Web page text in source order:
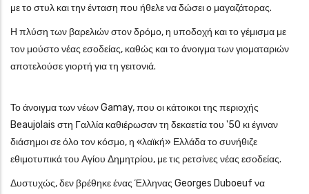
με το στυλ και την ένταση που ήθελε να δώσει ο μαγαζάτορας.
Η πλύση των βαρελιών στον δρόμο, η υποδοχή και το γέμισμα με
τον μούστο νέας εσοδείας, καθώς και το άνοιγμα των γιοματαριών
αποτελούσε γιορτή για τη γειτονιά.
Το άνοιγμα των νέων Gamay, που οι κάτοικοι της περιοχής
Beaujolais στη Γαλλία καθιέρωσαν τη δεκαετία του '50 κι έγιναν
διάσημοι σε όλο τον κόσμο, η «λαϊκή» Ελλάδα το συνήθιζε
εθιμοτυπικά του Αγίου Δημητρίου, με τις ρετσίνες νέας εσοδείας.
Δυστυχώς, δεν βρέθηκε ένας Έλληνας Georges Duboeuf να